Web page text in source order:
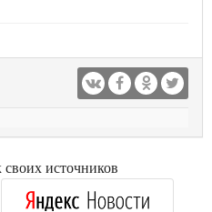
источников